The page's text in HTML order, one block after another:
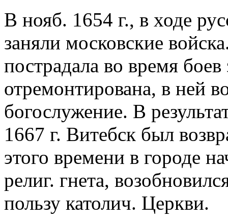
В нояб. 1654 г., в ходе
заняли московские
пострадала во время
отремонтирована, в ней
богослужение. В
1667 г. Витебск был
этого времени в городе
религ. гнета,
пользу католич. Церкви.